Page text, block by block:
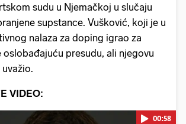
sudu u Njemačkoj u slučaju
supstance. Vušković, koji je u
nalaza za doping igrao za
oslobađajuću presudu, ali njegovu
VIDEO:
00:58